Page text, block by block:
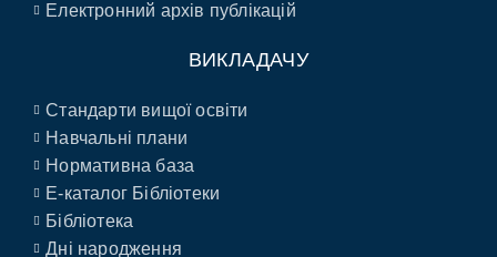
Електронний архів публікацій
ВИКЛАДАЧУ
Стандарти вищої освіти
Навчальні плани
Нормативна база
E-каталог Бібліотеки
Бібліотека
Дні народження